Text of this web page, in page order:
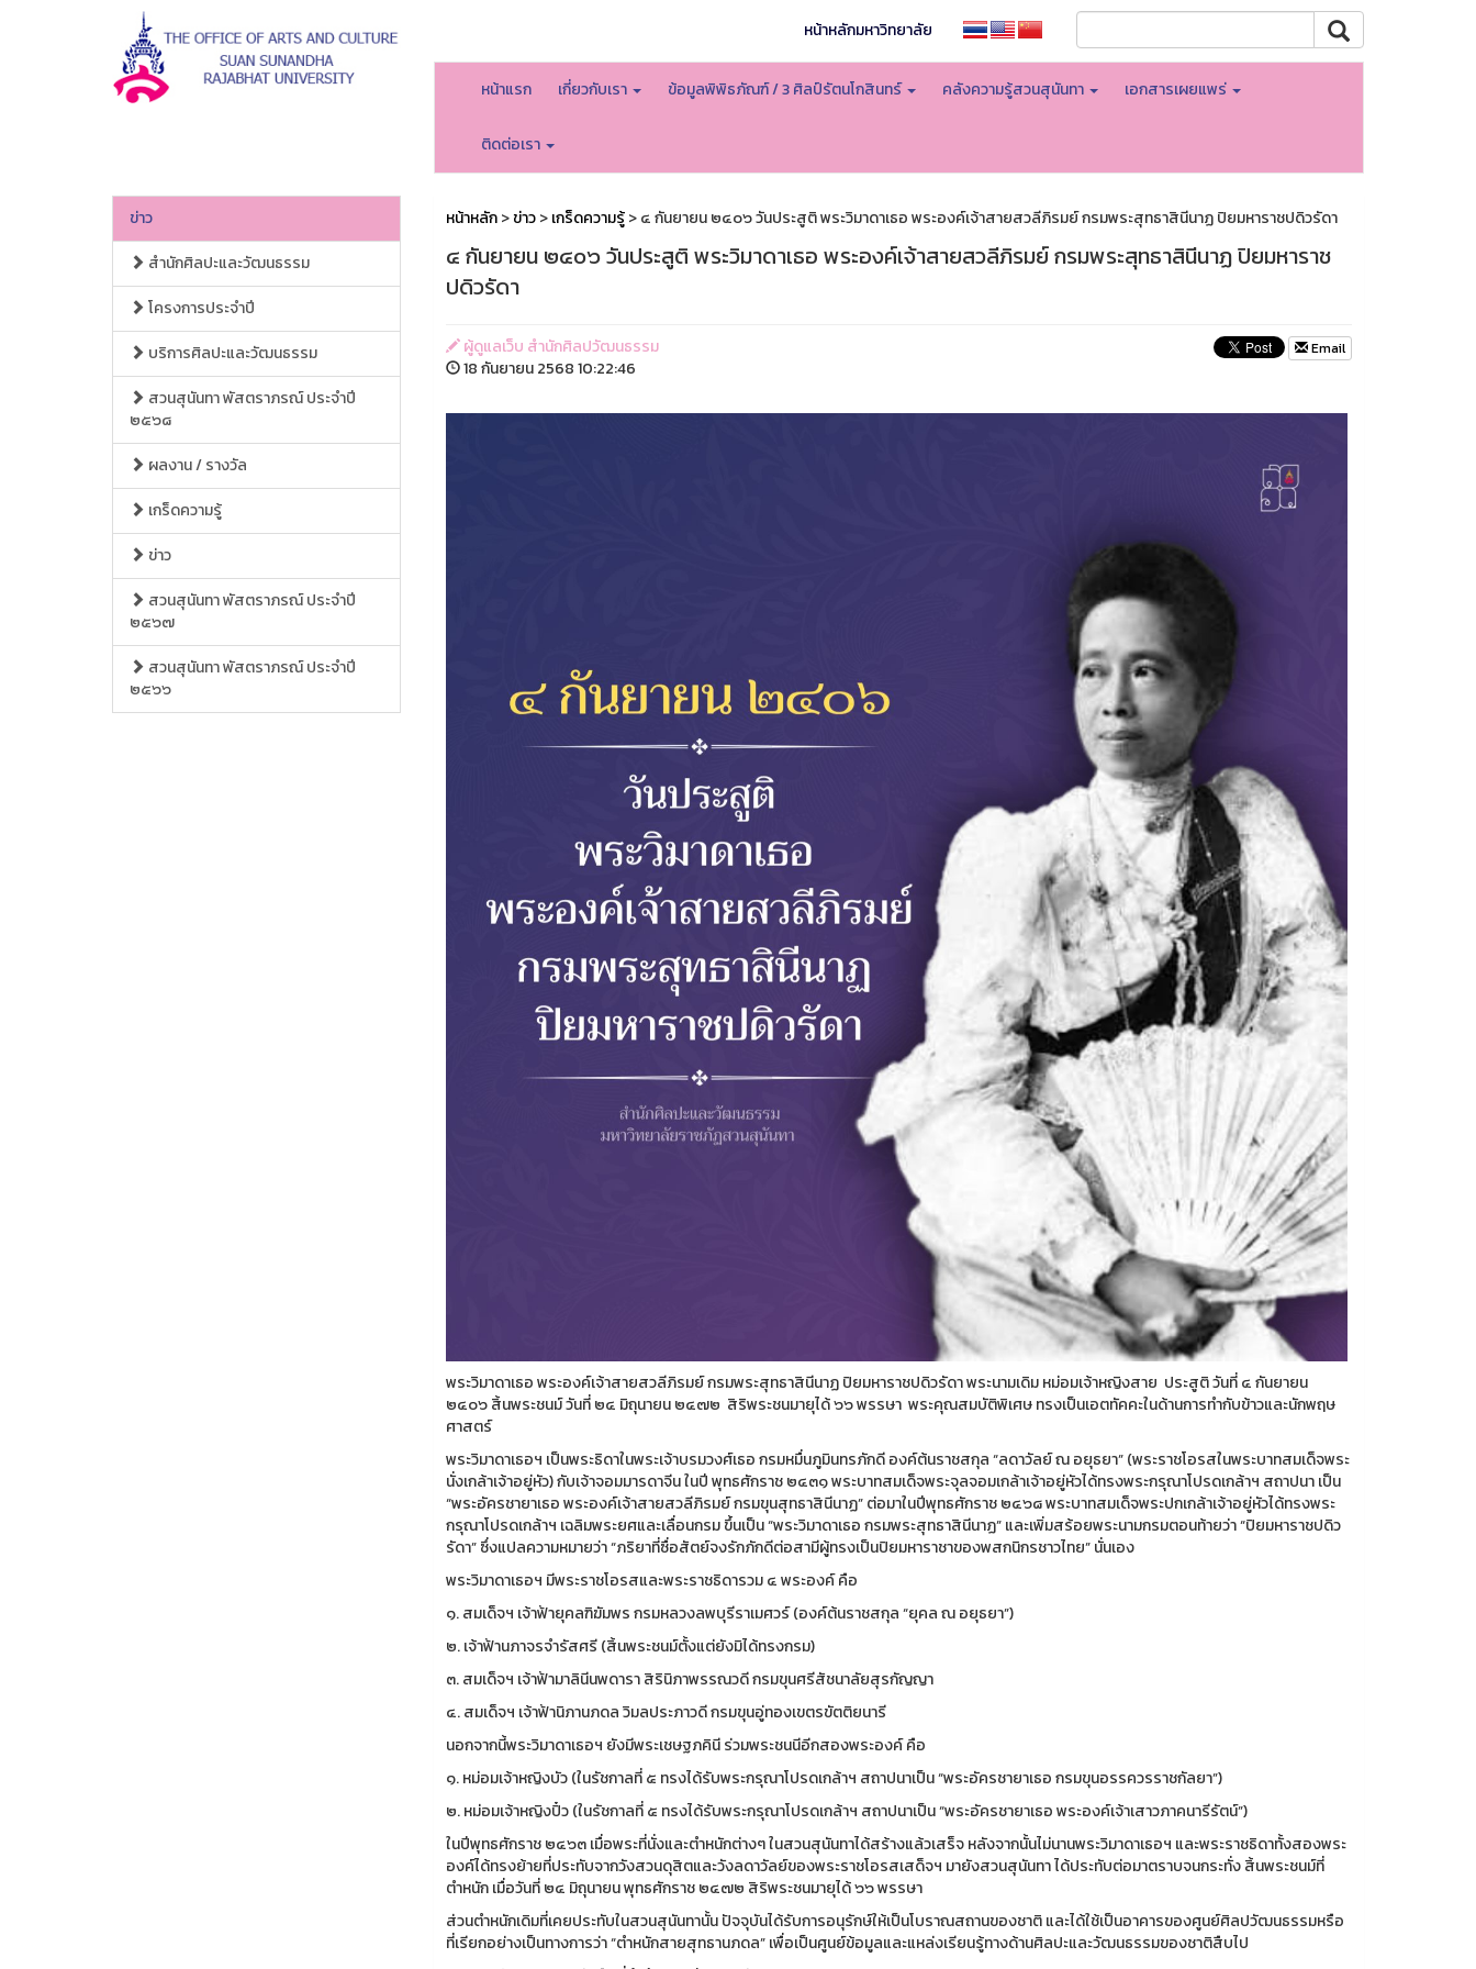
หน้าหลักมหาวิทยาลัย
หน้าแรก เกี่ยวกับเรา ข้อมูลพิพิธภัณฑ์ / 3 ศิลป์รัตนโกสินทร์ คลังความรู้สวนสุนันทา เอกสารเผยแพร่
ติดต่อเรา
ข่าว
สำนักศิลปะและวัฒนธรรม
โครงการประจำปี
บริการศิลปะและวัฒนธรรม
สวนสุนันทา พัสตราภรณ์ ประจำปี
๒๕๖๘
ผลงาน / รางวัล
เกร็ดความรู้
ข่าว
สวนสุนันทา พัสตราภรณ์ ประจำปี
๒๕๖๗
สวนสุนันทา พัสตราภรณ์ ประจำปี
๒๕๖๖
หน้าหลัก>ข่าว>เกร็ดความรู้> ๔ กันยายน ๒๔๐๖ วันประสูติ พระวิมาดาเธอ พระองค์เจ้าสายสวลีภิรมย์ กรมพระสุทธาสินีนาฏ ปิยมหาราชปดิวรัดา
๔ กันยายน ๒๔๐๖ วันประสูติ พระวิมาดาเธอ พระองค์เจ้าสายสวลีภิรมย์ กรมพระสุทธาสินีนาฏ ปิยมหาราช
ปดิวรัดา
ผู้ดูแลเว็บ สำนักศิลปวัฒนธรรม
18 กันยายน 2568 10:22:46
Email
พระวิมาดาเธอ พระองค์เจ้าสายสวลีภิรมย์ กรมพระสุทธาสินีนาฏ ปิยมหาราชปดิวรัดา พระนามเดิม หม่อมเจ้าหญิงสาย ประสูติ วันที่ ๔ กันยายน
๒๔๐๖ สิ้นพระชนม์ วันที่ ๒๔ มิถุนายน ๒๔๗๒ สิริพระชนมายุได้ ๖๖ พรรษา พระคุณสมบัติพิเศษ ทรงเป็นเอตทัคคะในด้านการทำกับข้าวและนักพฤษ
ศาสตร์
พระวิมาดาเธอฯ เป็นพระธิดาในพระเจ้าบรมวงศ์เธอ กรมหมื่นภูมินทรภักดี องค์ต้นราชสกุล “ลดาวัลย์ ณ อยุธยา” (พระราชโอรสในพระบาทสมเด็จพระ
นั่งเกล้าเจ้าอยู่หัว) กับเจ้าจอมมารดาจีน ในปี พุทธศักราช ๒๔๓๑ พระบาทสมเด็จพระจุลจอมเกล้าเจ้าอยู่หัวได้ทรงพระกรุณาโปรดเกล้าฯ สถาปนา เป็น
“พระอัครชายาเธอ พระองค์เจ้าสายสวลีภิรมย์ กรมขุนสุทธาสินีนาฏ” ต่อมาในปีพุทธศักราช ๒๔๖๘ พระบาทสมเด็จพระปกเกล้าเจ้าอยู่หัวได้ทรงพระ
กรุณาโปรดเกล้าฯ เฉลิมพระยศและเลื่อนกรม ขึ้นเป็น “พระวิมาดาเธอ กรมพระสุทธาสินีนาฏ” และเพิ่มสร้อยพระนามกรมตอนท้ายว่า “ปิยมหาราชปดิว
รัดา” ซึ่งแปลความหมายว่า “ภริยาที่ซื่อสัตย์จงรักภักดีต่อสามีผู้ทรงเป็นปิยมหาราชาของพสกนิกรชาวไทย” นั่นเอง
พระวิมาดาเธอฯ มีพระราชโอรสและพระราชธิดารวม ๔ พระองค์ คือ
๑. สมเด็จฯ เจ้าฟ้ายุคลฑิฆัมพร กรมหลวงลพบุรีราเมศวร์ (องค์ต้นราชสกุล “ยุคล ณ อยุธยา”)
๒. เจ้าฟ้านภาจรจำรัสศรี (สิ้นพระชนม์ตั้งแต่ยังมิได้ทรงกรม)
๓. สมเด็จฯ เจ้าฟ้ามาลินีนพดารา สิรินิภาพรรณวดี กรมขุนศรีสัชนาลัยสุรกัญญา
๔. สมเด็จฯ เจ้าฟ้านิภานภดล วิมลประภาวดี กรมขุนอู่ทองเขตรขัตติยนารี
นอกจากนี้พระวิมาดาเธอฯ ยังมีพระเชษฐภคินี ร่วมพระชนนีอีกสองพระองค์ คือ
๑. หม่อมเจ้าหญิงบัว (ในรัชกาลที่ ๕ ทรงได้รับพระกรุณาโปรดเกล้าฯ สถาปนาเป็น “พระอัครชายาเธอ กรมขุนอรรควรราชกัลยา”)
๒. หม่อมเจ้าหญิงปิ๋ว (ในรัชกาลที่ ๕ ทรงได้รับพระกรุณาโปรดเกล้าฯ สถาปนาเป็น “พระอัครชายาเธอ พระองค์เจ้าเสาวภาคนารีรัตน์”)
ในปีพุทธศักราช ๒๔๖๓ เมื่อพระที่นั่งและตำหนักต่างๆ ในสวนสุนันทาได้สร้างแล้วเสร็จ หลังจากนั้นไม่นานพระวิมาดาเธอฯ และพระราชธิดาทั้งสองพระ
องค์ได้ทรงย้ายที่ประทับจากวังสวนดุสิตและวังลดาวัลย์ของพระราชโอรสเสด็จฯ มายังสวนสุนันทา ได้ประทับต่อมาตราบจนกระทั่ง สิ้นพระชนม์ที่
ตำหนัก เมื่อวันที่ ๒๔ มิถุนายน พุทธศักราช ๒๔๗๒ สิริพระชนมายุได้ ๖๖ พรรษา
ส่วนตำหนักเดิมที่เคยประทับในสวนสุนันทานั้น ปัจจุบันได้รับการอนุรักษ์ให้เป็นโบราณสถานของชาติ และได้ใช้เป็นอาคารของศูนย์ศิลปวัฒนธรรมหรือ
ที่เรียกอย่างเป็นทางการว่า “ตำหนักสายสุทธานภดล” เพื่อเป็นศูนย์ข้อมูลและแหล่งเรียนรู้ทางด้านศิลปะและวัฒนธรรมของชาติสืบไป